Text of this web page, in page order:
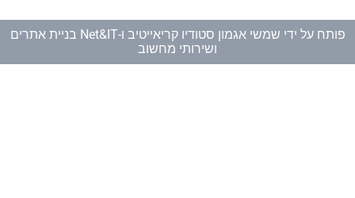
פותח על ידי שמשי אגמון סטודיו קריאייטיב ו-
Net&IT בניית אתרים
ושירותי מחשוב